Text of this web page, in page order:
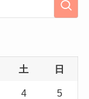
土 日
4 5